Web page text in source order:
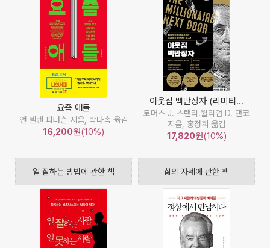
요즘 애들
앤 헬렌 피터슨 지음, 박다솜 옮김
16,200원(10%)
이웃집 백만장자 (리미티...
토머스 J. 스탠리.윌리엄 D. 댄코
지음, 홍정희 옮김
17,820원(10%)
일 잘하는 방법에 관한 책 삶의 자세에 관한 책